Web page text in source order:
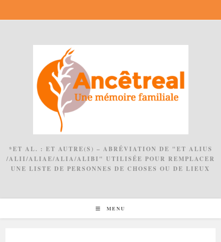
*ET AL. : ET AUTRE(S) – ABRÉVIATION DE "ET ALIUS
/ALII/ALIAE/ALIA/ALIBI" UTILISÉE POUR REMPLACER
UNE LISTE DE PERSONNES DE CHOSES OU DE LIEUX
MENU